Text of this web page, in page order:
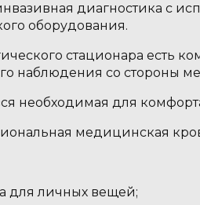
диагностика с
оборудования.
стационара есть
наблюдения со стороны
необходимая для
медицинская
для личных вещей;